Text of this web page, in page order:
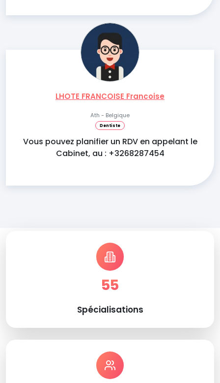
LHOTE FRANCOISE Francoise
Ath - Belgique
Dentiste
Vous pouvez planifier un RDV en appelant le
Cabinet, au : +3268287454
55
Spécialisations